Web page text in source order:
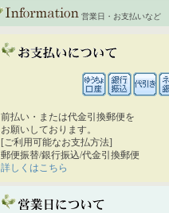
営業日・お支払いなど
前払い・または代金引換郵便を
お願いしております。
[ご利用可能なお支払方法]
郵便振替/銀行振込/代金引換郵便
詳しくはこちら